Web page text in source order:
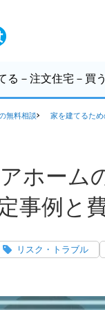
る －注文住宅－ 買う
無料相談 家を建てるた
ホーム
事例と
リスク・トラブル